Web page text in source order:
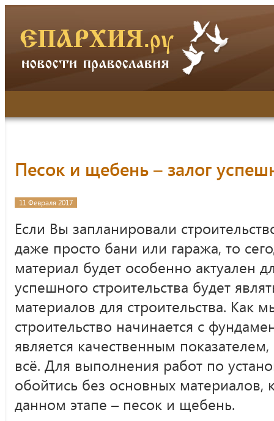
Песок и щебень – залог
11 Февраля 2017
Если Вы запланировали
даже просто бани или гаража, то
материал будет особенно актуален
успешного строительства будет
материалов для строительства. Как
строительство начинается с
является качественным
всё. Для выполнения работ по
обойтись без основных
данном этапе – песок и щебень.